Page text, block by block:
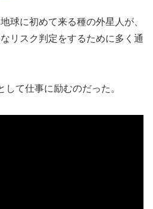
球に初めて来る種の外星人が、
リスク判定をするために多く通
て仕事に励むのだった。